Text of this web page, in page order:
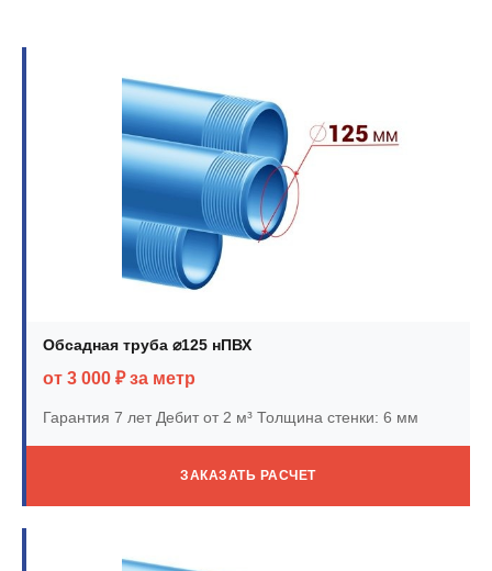
Обсадная труба ⌀125 нПВХ
от 3 000 ₽ за метр
Гарантия 7 летДебит от 2 м³ Толщина стенки: 6 мм
ЗАКАЗАТЬ РАСЧЕТ